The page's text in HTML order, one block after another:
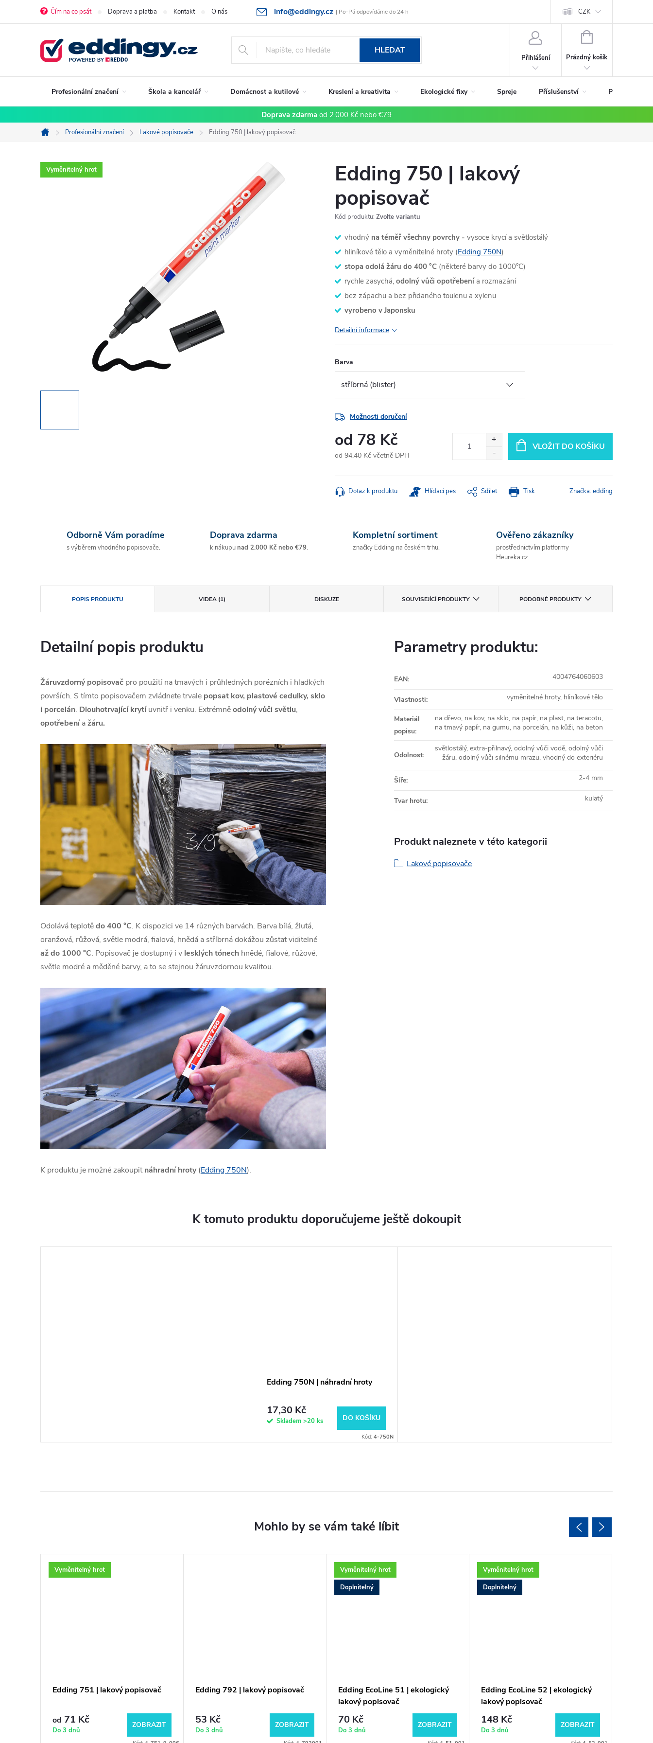
info@eddingy.cz | Po–Pá odpovídáme do 24 h
Čím na co psát Doprava a platba Kontakt O nás Rady a tipy Vrácení zboží a reklamace Obchodní podmínky CZK
HLEDAT
Přihlášení
NÁKUPNÍ
Prázdný košík
Profesionální značení Škola a kancelář Domácnost a kutilové Kreslení a kreativita Ekologické fixy Spreje Příslušenství Podle
Doprava zdarma od 2.000 Kč nebo €79
Domů
Profesionální značení Lakové popisovače Edding 750 | lakový popisovač
Vyměnitelný hrot
Edding 750 | lakový
popisovač
Kód produktu: Zvolte variantu
vhodný na téměř všechny povrchy - vysoce krycí a světlostálý
hliníkové tělo a vyměnitelné hroty (Edding 750N)
stopa odolá žáru do 400 °C (některé barvy do 1000°C)
rychle zasychá, odolný vůči opotřebení a rozmazání
bez zápachu a bez přidaného toulenu a xylenu
vyrobeno v Japonsku
Detailní informace
Barva
Možnosti doručení
od 78 Kč
od 94,40 Kč včetně DPH
cena:
VLOŽIT DO KOŠÍKU
Tisk
Dotaz k produktu Hlídací pes Sdílet Značka:edding
Odborně Vám poradíme
s výběrem vhodného popisovače.
Doprava zdarma
k nákupunad 2.000 Kč nebo €79.
Kompletní sortiment
značky Edding na českém trhu.
Ověřeno zákazníky
prostřednictvím platformy
Heureka.cz.
POPIS PRODUKTU VIDEA (1) DISKUZE SOUVISEJÍCÍ PRODUKTY PODOBNÉ PRODUKTY
Detailní popis produktu
Žáruvzdorný popisovač pro použití na tmavých i průhledných porézních i hladkých
površích. S tímto popisovačem zvládnete trvale popsat kov, plastové cedulky, sklo
i porcelán. Dlouhotrvající krytíuvnitř i venku. Extrémněodolný vůči světlu,
opotřebeníažáru.
Odolává teplotědo 400 °C. K dispozici ve 14 různých barvách. Barva bílá, žlutá,
oranžová, růžová, světle modrá, fialová, hnědá a stříbrná dokážou zůstat viditelné
až do 1000 °C. Popisovač je dostupný i v lesklých tónech hnědé, fialové, růžové,
světle modré a měděné barvy, a to se stejnou žáruvzdornou kvalitou.
K produktu je možné zakoupitnáhradní hroty(Edding 750N).
Parametry produktu:
EAN: 4004764060603
Vlastnosti: vyměnitelné hroty, hliníkové tělo
Materiál
popisu:
na dřevo, na kov, na sklo, na papír, na plast, na teracotu,
na tmavý papír, na gumu, na porcelán, na kůži, na beton
Odolnost:
světlostálý, extra-přilnavý, odolný vůči vodě, odolný vůči
žáru, odolný vůči silnému mrazu, vhodný do exteriéru
Šíře: 2-4 mm
Tvar hrotu: kulatý
Produkt naleznete v této kategorii
Lakové popisovače
K tomuto produktu doporučujeme ještě dokoupit
Edding 750N | náhradní hroty
17,30 Kč
Skladem >20 ks DO KOŠÍKU
Kód: 4-750N
Vyměnitelný hrot
Edding 751 | lakový popisovač
od 71 Kč
Do 3 dnů
ZOBRAZIT
Edding 792 | lakový popisovač
53 Kč
Do 3 dnů
ZOBRAZIT
Vyměnitelný hrot
Doplnitelný
Edding EcoLine 51 | ekologický
lakový popisovač
70 Kč
Do 3 dnů
ZOBRAZIT
Vyměnitelný hrot
Doplnitelný
Edding EcoLine 52 | ekologický
lakový popisovač
148 Kč
Do 3 dnů
ZOBRAZIT